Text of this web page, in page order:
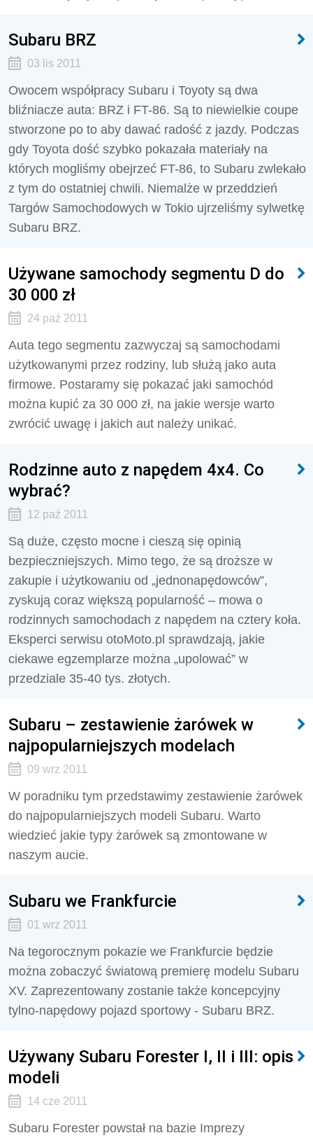
Subaru BRZ
03 lis 2011
Owocem współpracy Subaru i Toyoty są dwa
bliźniacze auta: BRZ i FT-86. Są to niewielkie coupe
stworzone po to aby dawać radość z jazdy. Podczas
gdy Toyota dość szybko pokazała materiały na
których mogliśmy obejrzeć FT-86, to Subaru zwlekało
z tym do ostatniej chwili. Niemalże w przeddzień
Targów Samochodowych w Tokio ujrzeliśmy sylwetkę
Subaru BRZ.
Używane samochody segmentu D do
30 000 zł
24 paź 2011
Auta tego segmentu zazwyczaj są samochodami
użytkowanymi przez rodziny, lub służą jako auta
firmowe. Postaramy się pokazać jaki samochód
można kupić za 30 000 zł, na jakie wersje warto
zwrócić uwagę i jakich aut należy unikać.
Rodzinne auto z napędem 4x4. Co
wybrać?
12 paź 2011
Są duże, często mocne i cieszą się opinią
bezpieczniejszych. Mimo tego, że są droższe w
zakupie i użytkowaniu od „jednonapędowców”,
zyskują coraz większą popularność – mowa o
rodzinnych samochodach z napędem na cztery koła.
Eksperci serwisu otoMoto.pl sprawdzają, jakie
ciekawe egzemplarze można „upolować” w
przedziale 35-40 tys. złotych.
Subaru – zestawienie żarówek w
najpopularniejszych modelach
09 wrz 2011
W poradniku tym przedstawimy zestawienie żarówek
do najpopularniejszych modeli Subaru. Warto
wiedzieć jakie typy żarówek są zmontowane w
naszym aucie.
Subaru we Frankfurcie
01 wrz 2011
Na tegorocznym pokazie we Frankfurcie będzie
można zobaczyć światową premierę modelu Subaru
XV. Zaprezentowany zostanie także koncepcyjny
tylno-napędowy pojazd sportowy - Subaru BRZ.
Używany Subaru Forester I, II i III: opis
modeli
14 cze 2011
Subaru Forester powstał na bazie Imprezy